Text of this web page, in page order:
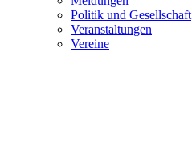
Politik und Gesellschaft
Veranstaltungen
Vereine